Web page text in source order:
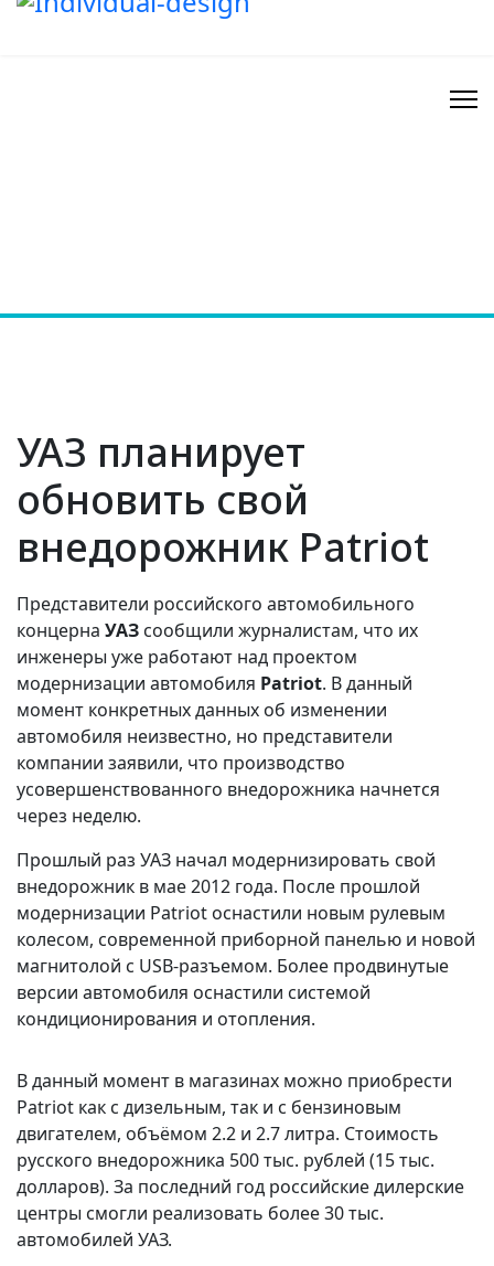
УАЗ планирует
обновить свой
внедорожник Patriot
Представители российского автомобильного
концерна УАЗ сообщили журналистам, что их
инженеры уже работают над проектом
модернизации автомобиля Patriot. В данный
момент конкретных данных об изменении
автомобиля неизвестно, но представители
компании заявили, что производство
усовершенствованного внедорожника начнется
через неделю.
Прошлый раз УАЗ начал модернизировать свой
внедорожник в мае 2012 года. После прошлой
модернизации Patriot оснастили новым рулевым
колесом, современной приборной панелью и новой
магнитолой с USB-разъемом. Более продвинутые
версии автомобиля оснастили системой
кондиционирования и отопления.
В данный момент в магазинах можно приобрести
Patriot как с дизельным, так и с бензиновым
двигателем, объёмом 2.2 и 2.7 литра. Стоимость
русского внедорожника 500 тыс. рублей (15 тыс.
долларов). За последний год российские дилерские
центры смогли реализовать более 30 тыс.
автомобилей УАЗ.